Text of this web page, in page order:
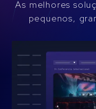
As melhores
pequenos,